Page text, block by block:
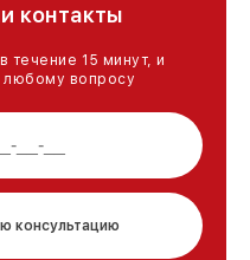
контакты
течение 15 минут, и
любому вопросу
консультацию